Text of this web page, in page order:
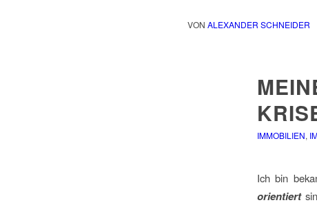
VON ALEXANDER SCHNEIDER
IMMOBILIEN,
Ich bin
orientiert